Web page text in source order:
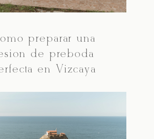
preparar una
de preboda
en Vizcaya